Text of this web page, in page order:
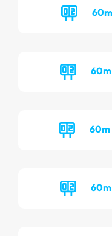
60m
60m